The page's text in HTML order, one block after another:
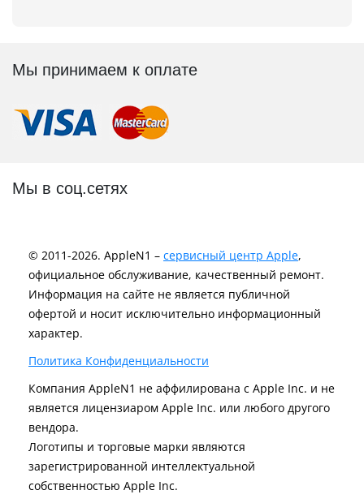
Мы принимаем к оплате
Мы в соц.сетях
© 2011-2026. AppleN1 – сервисный центр Apple,
официальное обслуживание, качественный ремонт.
Информация на сайте не является публичной
офертой и носит исключительно информационный
характер.
Политика Конфиденциальности
Компания AppleN1 не аффилирована c Apple Inc. и не
является лицензиаром Apple Inc. или любого другого
вендора.
Логотипы и торговые марки являются
зарегистрированной интеллектуальной
собственностью Apple Inc.